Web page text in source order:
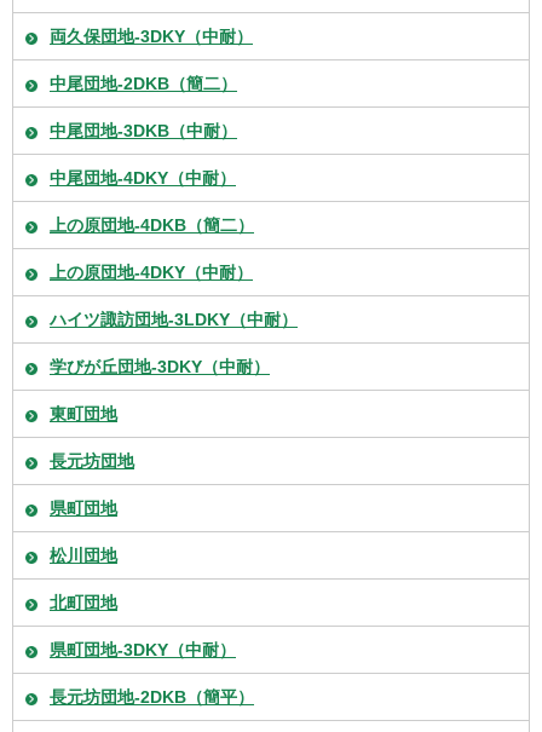
両久保団地-3DKY（中耐）
中尾団地-2DKB（簡二）
中尾団地-3DKB（中耐）
中尾団地-4DKY（中耐）
上の原団地-4DKB（簡二）
上の原団地-4DKY（中耐）
ハイツ諏訪団地-3LDKY（中耐）
学びが丘団地-3DKY（中耐）
東町団地
長元坊団地
県町団地
松川団地
北町団地
県町団地-3DKY（中耐）
長元坊団地-2DKB（簡平）